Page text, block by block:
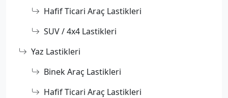
Hafif Ticari Araç Lastikleri
SUV / 4x4 Lastikleri
Yaz Lastikleri
Binek Araç Lastikleri
Hafif Ticari Araç Lastikleri